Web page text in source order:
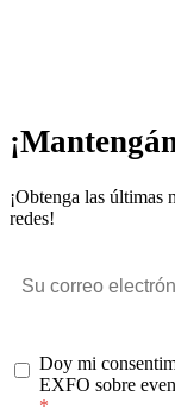
¡Obtenga las últimas
redes!
Doy mi
EXFO sobre